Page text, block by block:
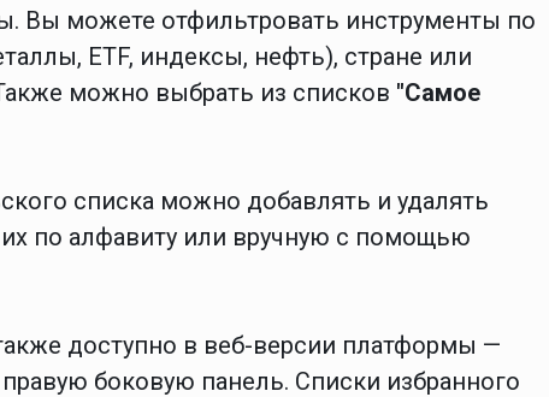
Вы можете отфильтровать инструменты по
ETF, индексы, нефть), стране или
можно выбрать из списков "Самое
списка можно добавлять и удалять
по алфавиту или вручную с помощью
доступно в веб-версии платформы —
боковую панель. Списки избранного